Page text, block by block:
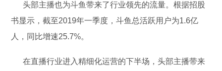
头部主播也为斗鱼带来了行业领先的流量。根据招股
书显示，截至2019年一季度，斗鱼总活跃用户为1.6亿
人，同比增速25.7%。
在直播行业进入精细化运营的下半场，头部主播带来